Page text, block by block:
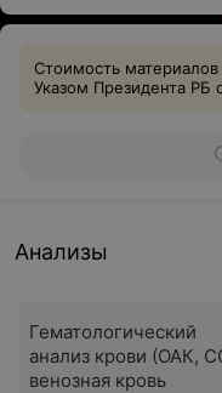
Стоимость
Указом Президента РБ
Анализы
Гематологический
анализ крови (ОАК,
венозная кровь